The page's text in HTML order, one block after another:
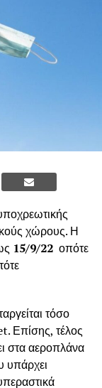
χώρους. Η
15/9/22οπότε
τόσο
Επίσης, τέλος
στα αεροπλάνα
υπάρχει